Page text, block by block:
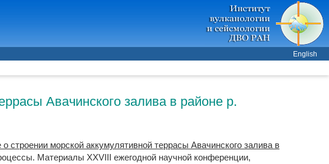
English
Авачинского залива в районе р.
строении морской аккумулятивной террасы Авачинского залива в
Материалы XXVIII ежегодной научной конференции,